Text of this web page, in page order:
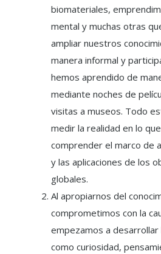
biomateriales,
mental y muchas otras
ampliar nuestros
manera informal y
hemos aprendido de
mediante noches de
visitas a museos. Todo
medir la realidad en lo
comprender el marco de
y las aplicaciones de los
globales.
Al apropiarnos del
comprometimos con la
empezamos a desarrollar
como curiosidad,